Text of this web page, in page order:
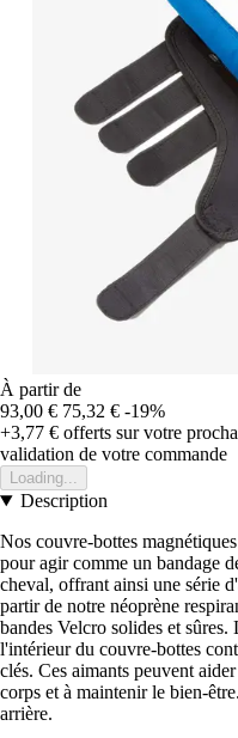
À partir de
93,00 € 75,32 € -19%
+3,77 € offerts sur votre
validation de votre commande
Loading...
Description
Nos couvre-bottes
pour agir comme un bandage
cheval, offrant ainsi une série
partir de notre néoprène
bandes Velcro solides et
l'intérieur du couvre-bottes
clés. Ces aimants peuvent
corps et à maintenir le bien-
arrière.